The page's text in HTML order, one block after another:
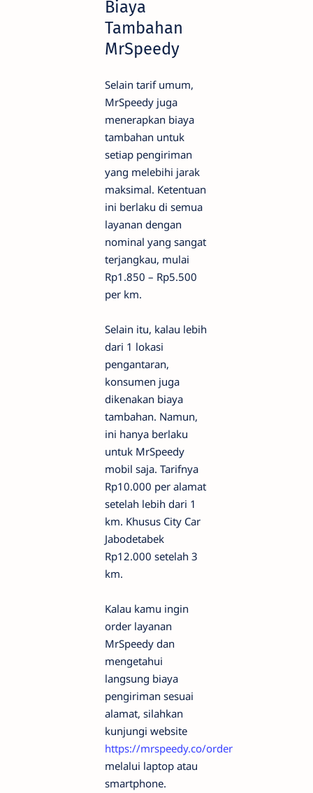
Biaya
Tambahan
MrSpeedy
Selain tarif umum,
MrSpeedy juga
menerapkan biaya
tambahan untuk
setiap pengiriman
yang melebihi jarak
maksimal. Ketentuan
ini berlaku di semua
layanan dengan
nominal yang sangat
terjangkau, mulai
Rp1.850 – Rp5.500
per km.
Selain itu, kalau lebih
dari 1 lokasi
pengantaran,
konsumen juga
dikenakan biaya
tambahan. Namun,
ini hanya berlaku
untuk MrSpeedy
mobil saja. Tarifnya
Rp10.000 per alamat
setelah lebih dari 1
km. Khusus City Car
Jabodetabek
Rp12.000 setelah 3
km.
Kalau kamu ingin
order layanan
MrSpeedy dan
mengetahui
langsung biaya
pengiriman sesuai
alamat, silahkan
kunjungi website
https://mrspeedy.co/order
melalui laptop atau
smartphone.